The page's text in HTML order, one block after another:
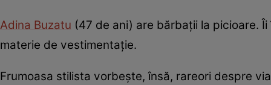
Adina Buzatu (47 de ani) are bărbații la picioare.
materie de vestimentație.
Frumoasa stilista vorbește, însă, rareori despre